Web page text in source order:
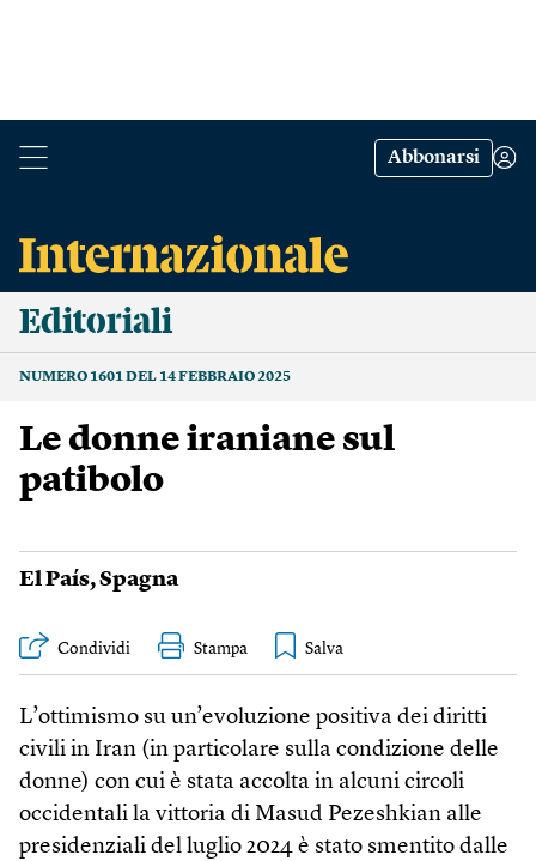
Abbonarsi
Editoriali
NUMERO 1601 DEL 14 FEBBRAIO 2025
Le donne iraniane sul
patibolo
El País,Spagna
Condividi Stampa
L’ottimismo su un’evoluzione positiva dei diritti
civili in Iran (in particolare sulla condizione delle
donne) con cui è stata accolta in alcuni circoli
occidentali la vittoria di Masud Pezeshkian alle
presidenziali del luglio 2024 è stato smentito dalle